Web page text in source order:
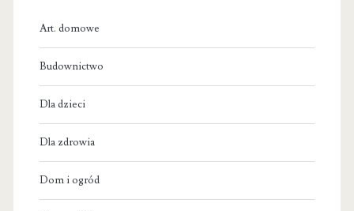
Art. domowe
Budownictwo
Dla dzieci
Dla zdrowia
Dom i ogród